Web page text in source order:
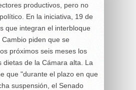
productivos, pero no
En la iniciativa, 19 de
que integran el interbloque
piden que se
próximos seis meses los
dietas de la Cámara alta. La
que "durante el plazo en que
suspensión, el Senado